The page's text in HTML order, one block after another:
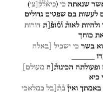
שנאתה כי (כיא֯ל֯ק֯[צי)
לעשות בם שפטים גדולים
ולהיות לאות֯ ו֯מ֯ופ֯[ת דורות
כוחך
בשר כי ישכיל
[באלה
ופעולתה הכינות֯[ה מעולם]
כיא
באמתך ואין֯ ב֯ת֯[בל כמלאכי